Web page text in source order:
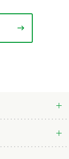
所固有記号一覧